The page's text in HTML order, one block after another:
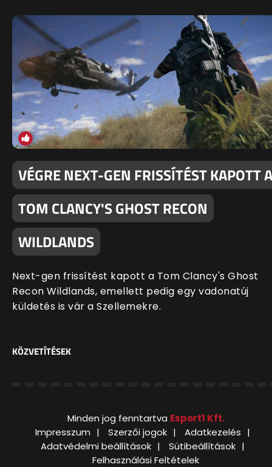
VÉGRE NEXT-GEN FRISSÍTÉST KAPOTT A
TOM CLANCY'S GHOST RECON
WILDLANDS
Next-gen frissítést kapott a Tom Clancy's Ghost
Recon Wildlands, emellett pedig egy vadonatúj
küldetés is vár a Szellemekre.
KÖZVETÍTÉSEK
Minden jog fenntartva Esport1 Kft.
Impresszum
Szerzői jogok
Adatkezelés
Adatvédelmi beállítások
Sütibeállítások
Felhasználási Feltételek